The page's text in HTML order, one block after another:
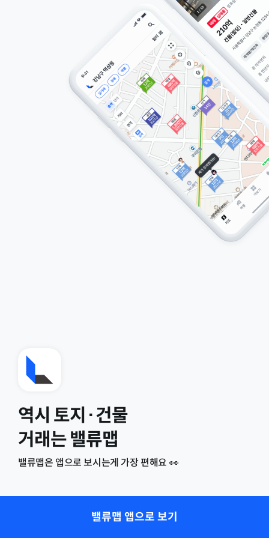
역시 토지·건물
거래는 밸류맵
밸류맵은 앱으로 보시는게 가장 편해요 👀
밸류맵 앱으로 보기